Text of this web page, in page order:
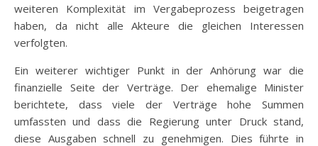
weiteren Komplexität im Vergabeprozess beigetragen
haben, da nicht alle Akteure die gleichen Interessen
verfolgten.
Ein weiterer wichtiger Punkt in der Anhörung war die
finanzielle Seite der Verträge. Der ehemalige Minister
berichtete, dass viele der Verträge hohe Summen
umfassten und dass die Regierung unter Druck stand,
diese Ausgaben schnell zu genehmigen. Dies führte in